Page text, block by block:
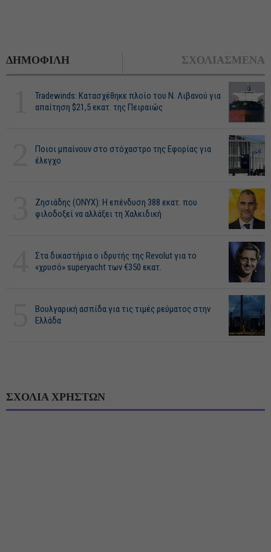
ΔΗΜΟΦΙΛΗ ΣΧΟΛΙΑΣΜΕΝΑ
Tradewinds: Κατασχέθηκε πλοίο του Ν. Λιβανού για
απαίτηση $21,5 εκατ. της Πειραιώς
Ποιοι μπαίνουν στο στόχαστρο της Εφορίας για
έλεγχο
Ζησιάδης (ONYX): Η επένδυση 388 εκατ. που
φιλοδοξεί να αλλάξει τη Χαλκιδική
Στα δικαστήρια ο ιδρυτής της Revolut για το
«χρυσό» superyacht των €350 εκατ.
Βουλγαρική ασπίδα για τις τιμές ρεύματος στην
Ελλάδα
ΣΧΟΛΙΑ ΧΡΗΣΤΩΝ